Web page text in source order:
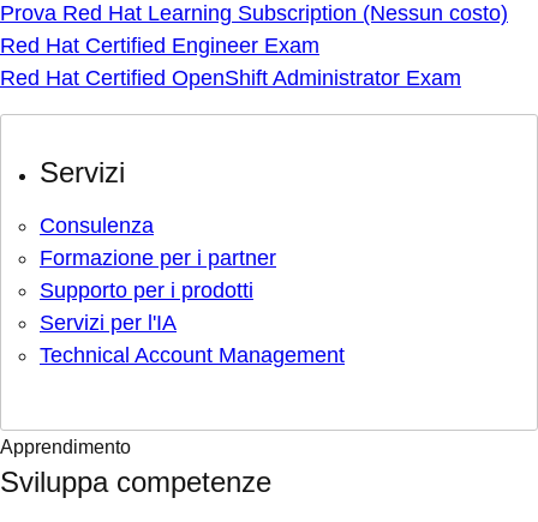
Prova Red Hat Learning Subscription (Nessun costo)
Red Hat Certified Engineer Exam
Red Hat Certified OpenShift Administrator Exam
Servizi
Consulenza
Formazione per i partner
Supporto per i prodotti
Servizi per l'IA
Technical Account Management
Apprendimento
Sviluppa competenze